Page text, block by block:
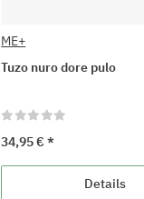
ME+
Tuzo nuro dore pulo
34,95 €*
Details